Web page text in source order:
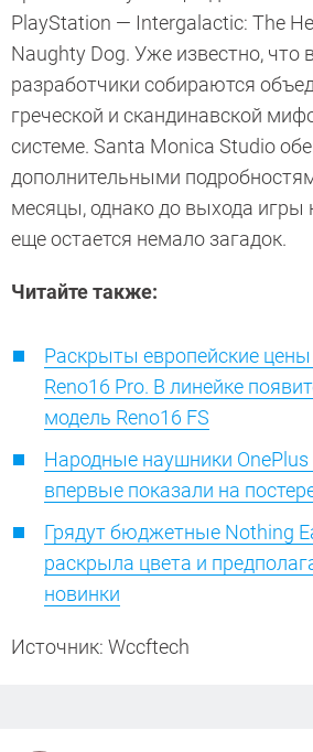
PlayStation — Intergalactic: The
Naughty Dog. Уже известно, что
разработчики собираются
греческой и скандинавской
системе. Santa Monica Studio
дополнительными
месяцы, однако до выхода игры
еще остается немало загадок.
Читайте также:
Раскрыты европейские цены
Reno16 Pro. В линейке
модель Reno16 FS
Народные наушники OnePlus
впервые показали на
Грядут бюджетные Nothing
раскрыла цвета и
новинки
Источник: Wccftech